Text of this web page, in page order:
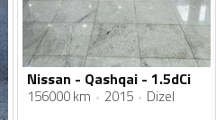
Nissan - Qashqai - 1.5dCi
156000 km 2015 Dizel